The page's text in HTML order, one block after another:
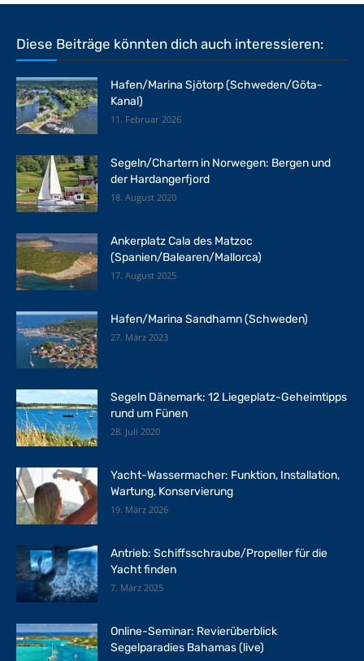
Diese Beiträge könnten dich auch interessieren:
Hafen/Marina Sjötorp (Schweden/Göta-
Kanal)
11. Februar 2026
Segeln/Chartern in Norwegen: Bergen und
der Hardangerfjord
18. August 2020
Ankerplatz Cala des Matzoc
(Spanien/Balearen/Mallorca)
17. August 2025
Hafen/Marina Sandhamn (Schweden)
27. März 2023
Segeln Dänemark: 12 Liegeplatz-Geheimtipps
rund um Fünen
28. Juli 2020
Yacht-Wassermacher: Funktion, Installation,
Wartung, Konservierung
19. März 2026
Antrieb: Schiffsschraube/Propeller für die
Yacht finden
7. März 2025
Online-Seminar: Revierüberblick
Segelparadies Bahamas (live)